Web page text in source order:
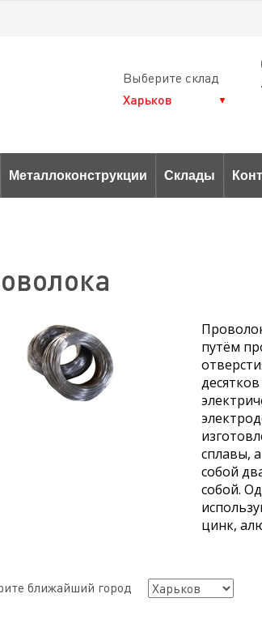
Выберите склад
Металлоконструкции Склады
путём
сплавы,
собой
собой.
цинк,
ближайший город